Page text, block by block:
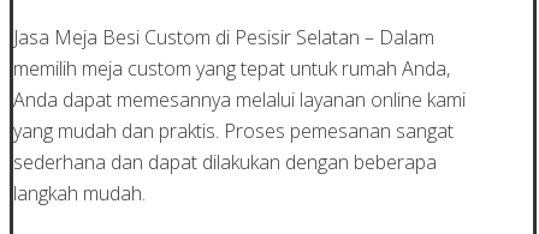
Jasa Meja Besi Custom di Pesisir Selatan – Dalam
memilih meja custom yang tepat untuk rumah Anda,
Anda dapat memesannya melalui layanan online kami
yang mudah dan praktis. Proses pemesanan sangat
sederhana dan dapat dilakukan dengan beberapa
langkah mudah.